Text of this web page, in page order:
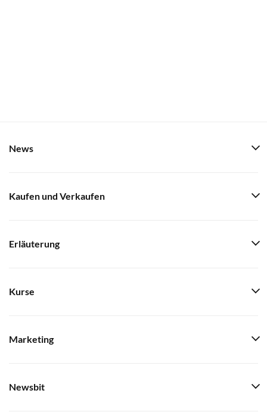
News
Kaufen und Verkaufen
Erläuterung
Kurse
Marketing
Newsbit